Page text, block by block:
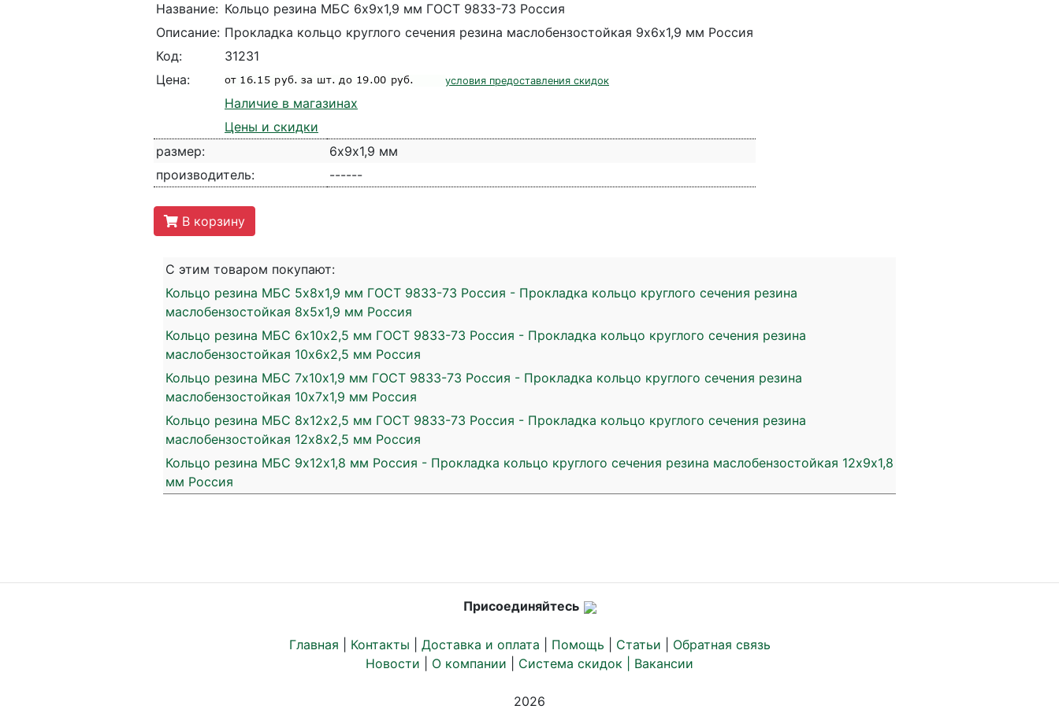
Название: Кольцо резина МБС 6х9х1,9 мм ГОСТ 9833-73 Россия
Описание: Прокладка кольцо круглого сечения резина маслобензостойкая 9х6х1,9 мм Россия
Код:
31231
Цена:
условия предоставления скидок
Наличие в магазинах
Цены и скидки
размер:
6х9х1,9 мм
производитель:
------
В корзину
С этим товаром покупают:
Кольцо резина МБС 5х8х1,9 мм ГОСТ 9833-73 Россия - Прокладка кольцо круглого сечения резина
маслобензостойкая 8х5х1,9 мм Россия
Кольцо резина МБС 6х10х2,5 мм ГОСТ 9833-73 Россия - Прокладка кольцо круглого сечения резина
маслобензостойкая 10х6х2,5 мм Россия
Кольцо резина МБС 7х10х1,9 мм ГОСТ 9833-73 Россия - Прокладка кольцо круглого сечения резина
маслобензостойкая 10х7х1,9 мм Россия
Кольцо резина МБС 8х12х2,5 мм ГОСТ 9833-73 Россия - Прокладка кольцо круглого сечения резина
маслобензостойкая 12х8х2,5 мм Россия
Кольцо резина МБС 9х12х1,8 мм Россия - Прокладка кольцо круглого сечения резина маслобензостойкая 12х9х1,8
мм Россия
Присоединяйтесь
Главная Контакты Доставка и оплата Помощь Статьи
Обратная связь
Новости
О компании Система скидок | Вакансии
2026